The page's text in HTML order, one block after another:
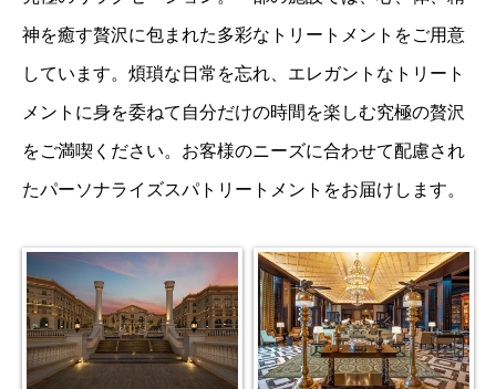
神を癒す贅沢に包まれた多彩なトリートメントをご用意
しています。煩瑣な日常を忘れ、エレガントなトリート
メントに身を委ねて自分だけの時間を楽しむ究極の贅沢
をご満喫ください。お客様のニーズに合わせて配慮され
たパーソナライズスパトリートメントをお届けします。